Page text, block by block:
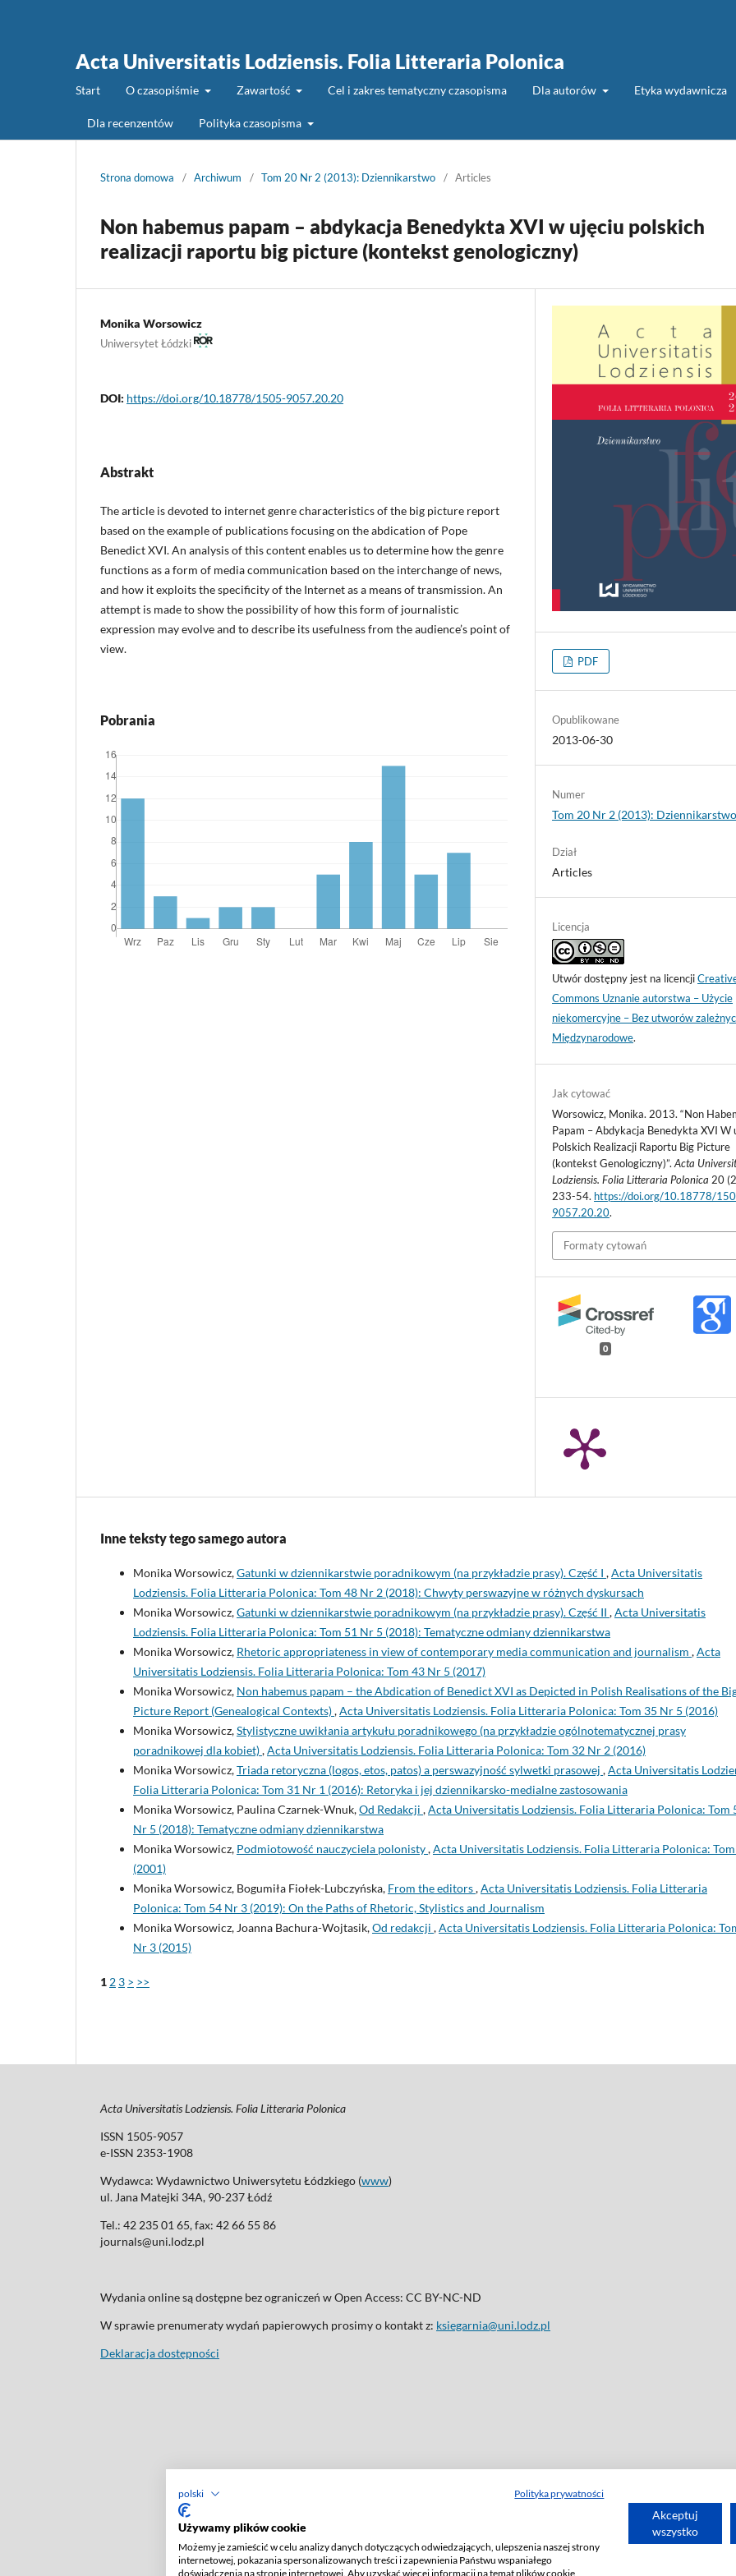
polski Polityka prywatności
Używamy plików cookie
Możemy je zamieścić w celu analizy danych dotyczących odwiedzających, ulepszenia naszej strony
internetowej, pokazania spersonalizowanych treści i zapewnienia Państwu wspaniałego
doświadczenia na stronie internetowej. Aby uzyskać więcej informacji na temat plików cookie,
Akceptuj
wszystko
Acta Universitatis Lodziensis. Folia Litteraria Polonica
Start O czasopiśmie Zawartość Cel i zakres tematyczny czasopisma Dla autorów Etyka wydawnicza
Dla recenzentów Polityka czasopisma
Strona domowa / Archiwum / Tom 20 Nr 2 (2013): Dziennikarstwo / Articles
Non habemus papam – abdykacja Benedykta XVI w ujęciu polskich
realizacji raportu big picture (kontekst genologiczny)
Monika Worsowicz
Uniwersytet Łódzki
DOI: https://doi.org/10.18778/1505-9057.20.20
Abstrakt
The article is devoted to internet genre characteristics of the big picture report
based on the example of publications focusing on the abdication of Pope
Benedict XVI. An analysis of this content enables us to determine how the genre
functions as a form of media communication based on the interchange of news,
and how it exploits the specificity of the Internet as a means of transmission. An
attempt is made to show the possibility of how this form of journalistic
expression may evolve and to describe its usefulness from the audience’s point of
view.
Pobrania
PDF
Opublikowane
2013-06-30
Numer
Tom 20 Nr 2 (2013): Dziennikarstwo
Dział
Articles
Licencja
Utwór dostępny jest na licencji
Commons Uznanie autorstwa – Użycie
niekomercyjne – Bez utworów
Międzynarodowe.
Jak cytować
Worsowicz, Monika. 2013. “Non
Papam – Abdykacja Benedykta XVI W
Polskich Realizacji Raportu Big Picture
(kontekst Genologiczny)”.Acta
Lodziensis. Folia Litteraria Polonica 20
233-54. https://doi.org/10.18778/
9057.20.20.
Formaty cytowań
0
Inne teksty tego samego autora
Monika Worsowicz,Gatunki w dziennikarstwie poradnikowym (na przykładzie prasy). Część I ,Acta Universitatis
Lodziensis. Folia Litteraria Polonica: Tom 48 Nr 2 (2018): Chwyty perswazyjne w różnych dyskursach
Monika Worsowicz,Gatunki w dziennikarstwie poradnikowym (na przykładzie prasy). Część II ,Acta Universitatis
Lodziensis. Folia Litteraria Polonica: Tom 51 Nr 5 (2018): Tematyczne odmiany dziennikarstwa
Monika Worsowicz, Rhetoric appropriateness in view of contemporary media communication and journalism ,Acta
Universitatis Lodziensis. Folia Litteraria Polonica: Tom 43 Nr 5 (2017)
Monika Worsowicz, Non habemus papam – the Abdication of Benedict XVI as Depicted in Polish Realisations of the
Picture Report (Genealogical Contexts),Acta Universitatis Lodziensis. Folia Litteraria Polonica: Tom 35 Nr 5 (2016)
Monika Worsowicz,Stylistyczne uwikłania artykułu poradnikowego (na przykładzie ogólnotematycznej prasy
poradnikowej dla kobiet),Acta Universitatis Lodziensis. Folia Litteraria Polonica: Tom 32 Nr 2 (2016)
Monika Worsowicz,Triada retoryczna (logos, etos, patos) a perswazyjność sylwetki prasowej ,Acta Universitatis
Folia Litteraria Polonica: Tom 31 Nr 1 (2016): Retoryka i jej dziennikarsko-medialne zastosowania
Monika Worsowicz, Paulina Czarnek-Wnuk,Od Redakcji ,Acta Universitatis Lodziensis. Folia Litteraria Polonica: Tom
Nr 5 (2018): Tematyczne odmiany dziennikarstwa
Monika Worsowicz, Podmiotowość nauczyciela polonisty,Acta Universitatis Lodziensis. Folia Litteraria Polonica:
(2001)
Monika Worsowicz, Bogumiła Fiołek-Lubczyńska, From the editors,Acta Universitatis Lodziensis. Folia Litteraria
Polonica: Tom 54 Nr 3 (2019): On the Paths of Rhetoric, Stylistics and Journalism
Monika Worsowicz, Joanna Bachura-Wojtasik,Od redakcji ,Acta Universitatis Lodziensis. Folia Litteraria Polonica:
Nr 3 (2015)
1 2 3 > >>
Acta Universitatis Lodziensis. Folia Litteraria Polonica
ISSN 1505-9057
e-ISSN 2353-1908
Wydawca: Wydawnictwo Uniwersytetu Łódzkiego (www)
ul. Jana Matejki 34A, 90-237 Łódź
Tel.: 42 235 01 65, fax: 42 66 55 86
journals@uni.lodz.pl
Wydania online są dostępne bez ograniczeń w Open Access: CC BY-NC-ND
W sprawie prenumeraty wydań papierowych prosimy o kontakt z: ksiegarnia@uni.lodz.pl
Deklaracja dostępności